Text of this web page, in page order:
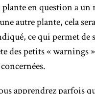
en question a un
autre plante, cela sera
ce qui permet de
des petits « warnings
apprendrez parfois